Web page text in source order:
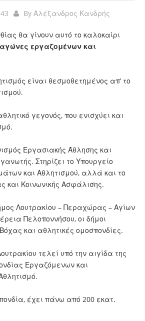
By Αλέξανδρος Κανδρής
θα γίνουν αυτό το καλοκαίρι
εργαζομένων και
είναι θεσμοθετημένος απ’ το
γεγονός, που ενισχύει και
Εργασιακής Άθλησης και
Στηρίζει το Υπουργείο
και Αθλητισμού, αλλά και το
και Κοινωνικής Ασφάλισης.
Λουτρακίου – Περαχώρας – Αγίων
Πελοποννήσου, οι δήμοι
και αθλητικές ομοσπονδίες.
τελεί υπό την αιγίδα της
Εργαζόμενων και
έχει πάνω από 200 εκατ.